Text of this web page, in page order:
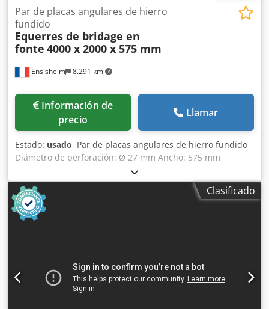
Ensisheim 8.291 km
Par de placas angulares de hierro
fundido
Equerres de bridage en
fonte 4000 x 2000 x 575 mm
Información de
precio
Llamar
Estado: usado, Par de placas angulares de hierro fundido
Diámetro de perforación: Ø 27 mm Ancho: 575 mm
Profundidad: 2000 mm Dodpfozmw Nasx Akkskr Altura
total: 4000 mm Peso unitario: aprox. 6 toneladas
Clasificado